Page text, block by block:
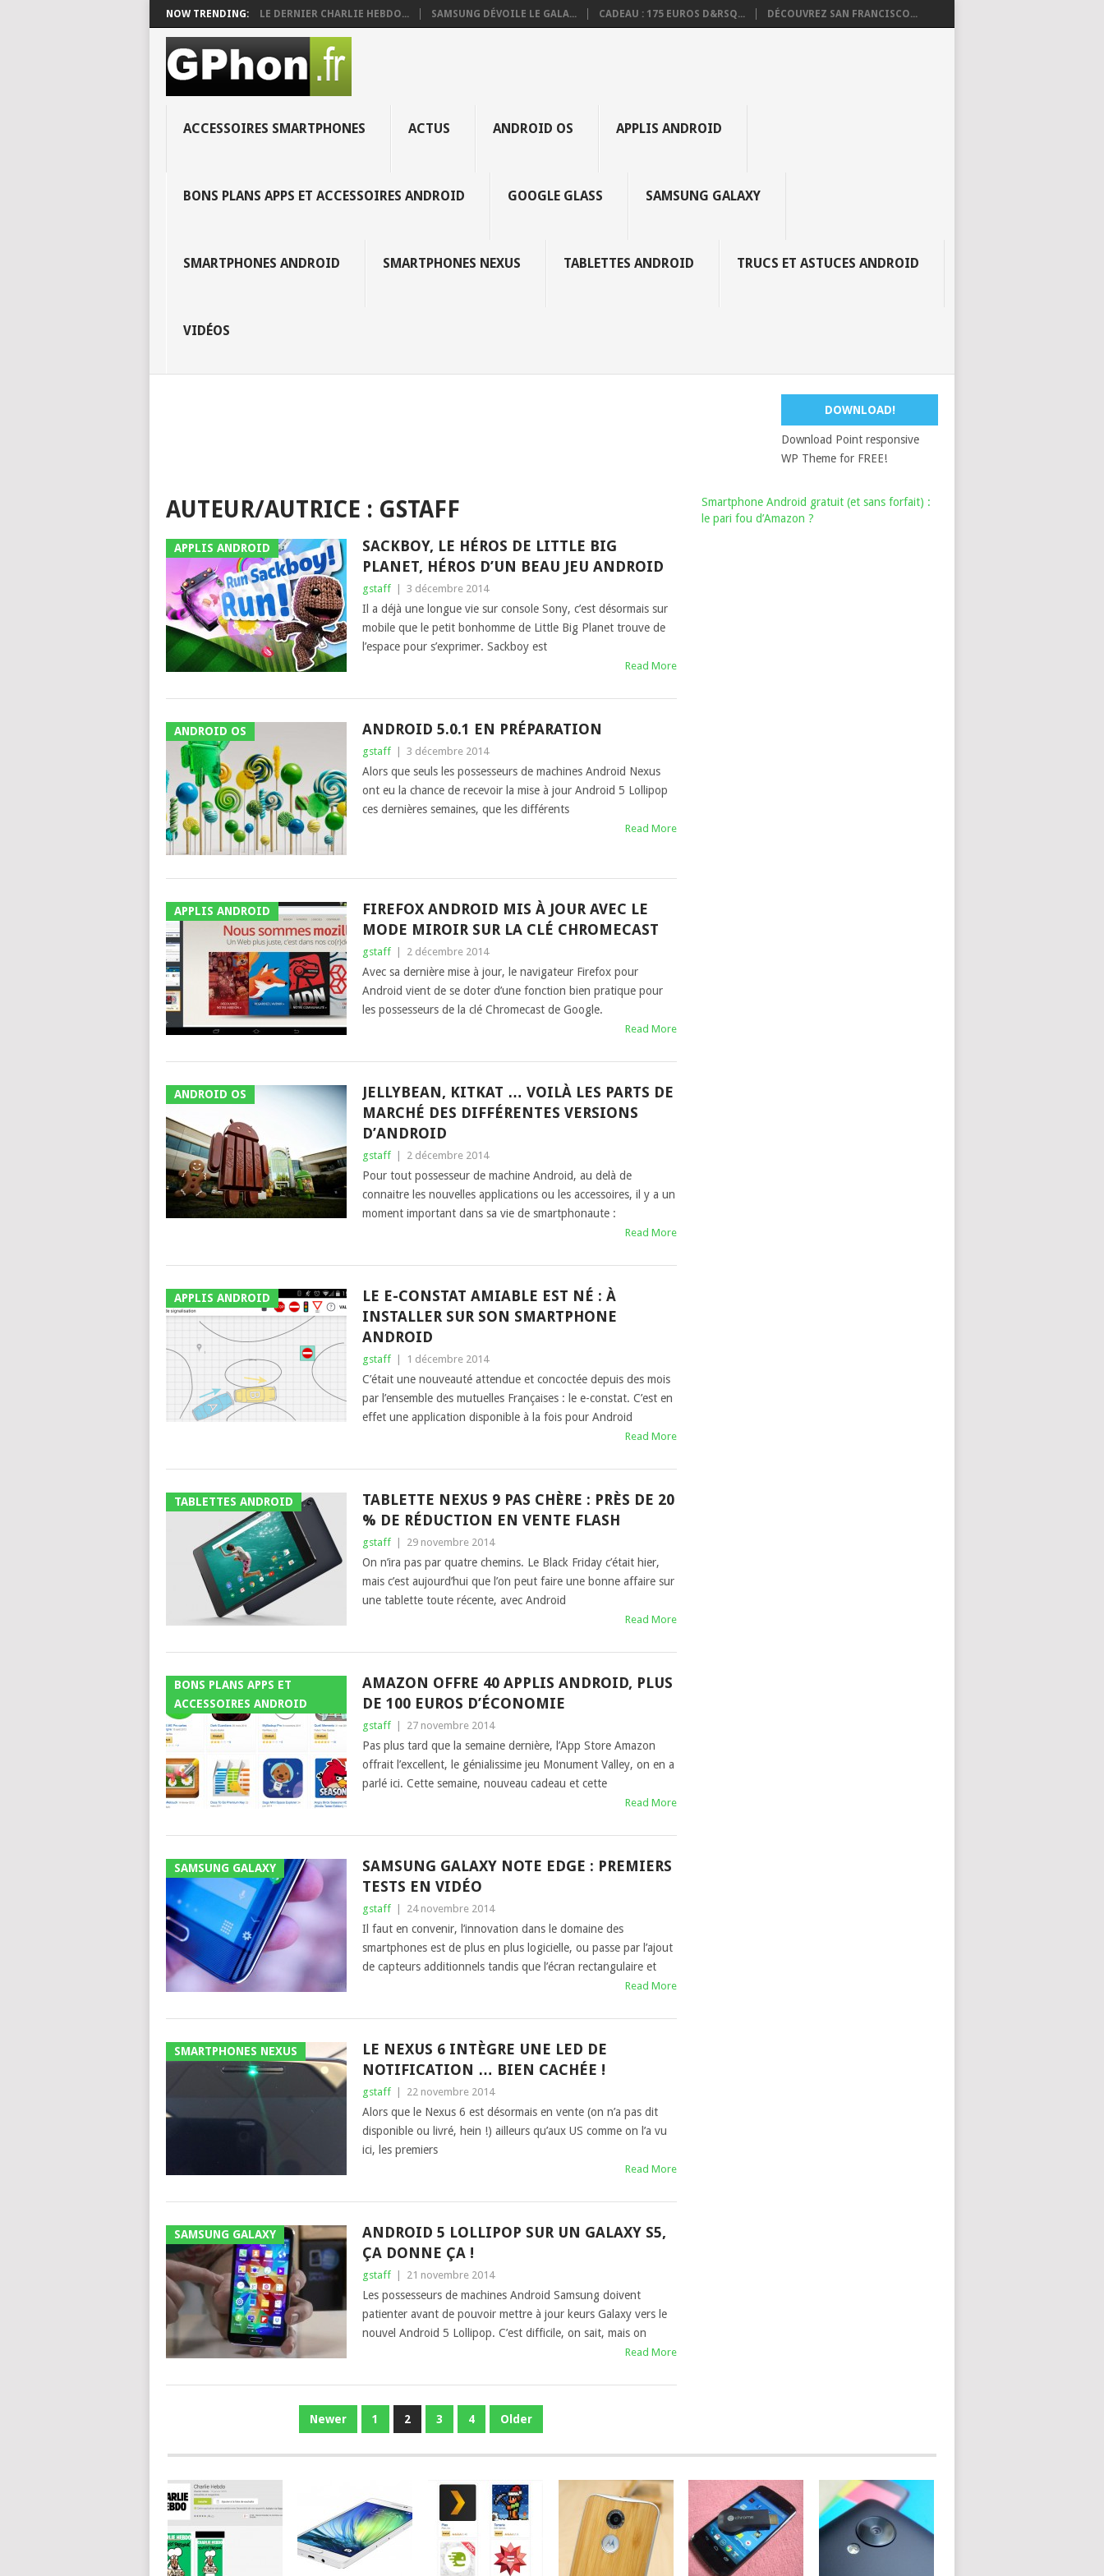
NOW TRENDING: LE DERNIER CHARLIE HEBDO... SAMSUNG DÉVOILE LE GALA... CADEAU : 175 EUROS D&RSQ... DÉCOUVREZ SAN FRANCISCO...
ACCESSOIRES SMARTPHONES ACTUS ANDROID OS APPLIS ANDROID
BONS PLANS APPS ET ACCESSOIRES ANDROID GOOGLE GLASS SAMSUNG GALAXY
SMARTPHONES ANDROID SMARTPHONES NEXUS TABLETTES ANDROID TRUCS ET ASTUCES ANDROID
VIDÉOS
DOWNLOAD!
Download Point responsive
WP Theme for FREE!
AUTEUR/AUTRICE : GSTAFF
APPLIS ANDROID
SACKBOY, LE HÉROS DE LITTLE BIG
PLANET, HÉROS D’UN BEAU JEU ANDROID
gstaff 3 décembre 2014
Il a déjà une longue vie sur console Sony, c’est désormais sur
mobile que le petit bonhomme de Little Big Planet trouve de
l’espace pour s’exprimer. Sackboy est
Read More
ANDROID OS ANDROID 5.0.1 EN PRÉPARATION
gstaff 3 décembre 2014
Alors que seuls les possesseurs de machines Android Nexus
ont eu la chance de recevoir la mise à jour Android 5 Lollipop
ces dernières semaines, que les différents
Read More
APPLIS ANDROID
FIREFOX ANDROID MIS À JOUR AVEC LE
MODE MIROIR SUR LA CLÉ CHROMECAST
gstaff 2 décembre 2014
Avec sa dernière mise à jour, le navigateur Firefox pour
Android vient de se doter d’une fonction bien pratique pour
les possesseurs de la clé Chromecast de Google.
Read More
ANDROID OS
JELLYBEAN, KITKAT … VOILÀ LES PARTS DE
MARCHÉ DES DIFFÉRENTES VERSIONS
D’ANDROID
gstaff 2 décembre 2014
Pour tout possesseur de machine Android, au delà de
connaitre les nouvelles applications ou les accessoires, il y a un
moment important dans sa vie de smartphonaute :
Read More
APPLIS ANDROID
LE E-CONSTAT AMIABLE EST NÉ : À
INSTALLER SUR SON SMARTPHONE
ANDROID
gstaff 1 décembre 2014
C’était une nouveauté attendue et concoctée depuis des mois
par l’ensemble des mutuelles Françaises : le e-constat. C’est en
effet une application disponible à la fois pour Android
Read More
TABLETTES ANDROID
TABLETTE NEXUS 9 PAS CHÈRE : PRÈS DE 20
% DE RÉDUCTION EN VENTE FLASH
gstaff 29 novembre 2014
On n’ira pas par quatre chemins. Le Black Friday c’était hier,
mais c’est aujourd’hui que l’on peut faire une bonne affaire sur
une tablette toute récente, avec Android
Read More
BONS PLANS APPS ET
ACCESSOIRES ANDROID
AMAZON OFFRE 40 APPLIS ANDROID, PLUS
DE 100 EUROS D’ÉCONOMIE
gstaff 27 novembre 2014
Pas plus tard que la semaine dernière, l’App Store Amazon
offrait l’excellent, le génialissime jeu Monument Valley, on en a
parlé ici. Cette semaine, nouveau cadeau et cette
Read More
SAMSUNG GALAXY
SAMSUNG GALAXY NOTE EDGE : PREMIERS
TESTS EN VIDÉO
gstaff 24 novembre 2014
Il faut en convenir, l’innovation dans le domaine des
smartphones est de plus en plus logicielle, ou passe par l’ajout
de capteurs additionnels tandis que l’écran rectangulaire et
Read More
SMARTPHONES NEXUS
LE NEXUS 6 INTÈGRE UNE LED DE
NOTIFICATION … BIEN CACHÉE !
gstaff 22 novembre 2014
Alors que le Nexus 6 est désormais en vente (on n’a pas dit
disponible ou livré, hein !) ailleurs qu’aux US comme on l’a vu
ici, les premiers
Read More
SAMSUNG GALAXY
ANDROID 5 LOLLIPOP SUR UN GALAXY S5,
ÇA DONNE ÇA !
gstaff 21 novembre 2014
Les possesseurs de machines Android Samsung doivent
patienter avant de pouvoir mettre à jour keurs Galaxy vers le
nouvel Android 5 Lollipop. C’est difficile, on sait, mais on
Read More
Newer 1 2 3 4 Older
Smartphone Android gratuit (et sans forfait) :
le pari fou d’Amazon ?